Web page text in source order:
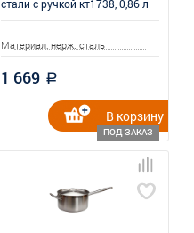
стали с ручкой кт1738, 0,86 л
Материал: нерж. сталь
1 669 a
ПОД ЗАКАЗ
В корзину